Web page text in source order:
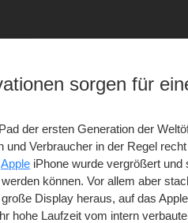
sorgen für
der ersten Generation der
und Verbraucher in der Regel
Apple iPhone wurde vergrößert und
können. Vor allem aber
Display heraus, auf das
hohe Laufzeit vom intern